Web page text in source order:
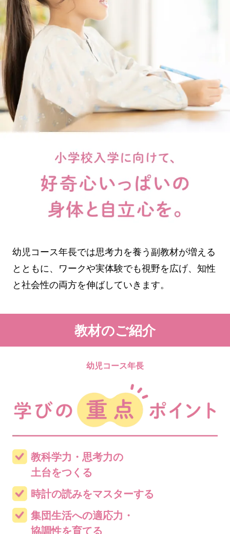
幼児コース年長では思考力を養う副教材が増える
とともに、ワークや実体験でも視野を広げ、知性
と社会性の両方を伸ばしていきます。
教材のご紹介
幼児コース年長
教科学力・思考力の
土台をつくる
時計の読みをマスターする
集団生活への適応力・
協調性を育てる